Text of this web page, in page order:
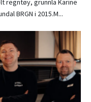
regntøy, grunnla Karine
BRGN i 2015.M...